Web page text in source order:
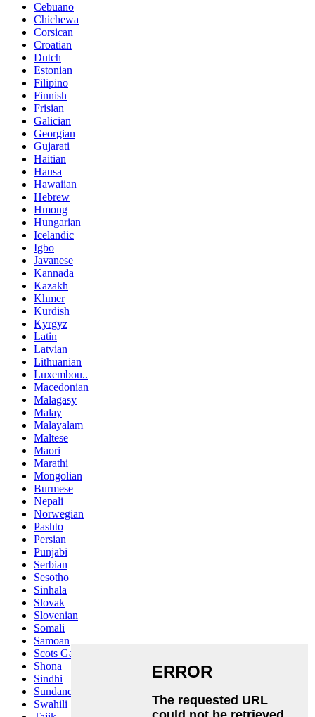
Cebuano
Chichewa
Corsican
Croatian
Dutch
Estonian
Filipino
Finnish
Frisian
Galician
Georgian
Gujarati
Haitian
Hausa
Hawaiian
Hebrew
Hmong
Hungarian
Icelandic
Igbo
Javanese
Kannada
Kazakh
Khmer
Kurdish
Kyrgyz
Latin
Latvian
Lithuanian
Luxembou..
Macedonian
Malagasy
Malay
Malayalam
Maltese
Maori
Marathi
Mongolian
Burmese
Nepali
Norwegian
Pashto
Persian
Punjabi
Serbian
Sesotho
Sinhala
Slovak
Slovenian
Somali
Samoan
Scots Gaelic
Shona
Sindhi
Sundanese
Swahili